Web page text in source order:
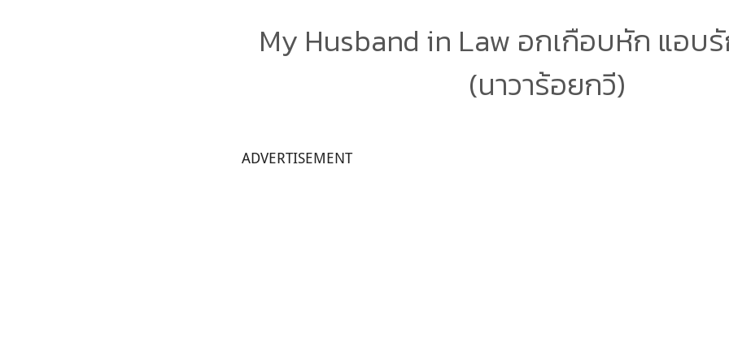
My Husband in Law อกเกือบหัก แอ
(นาวาร้อยกวี)
ADVERTISEMENT